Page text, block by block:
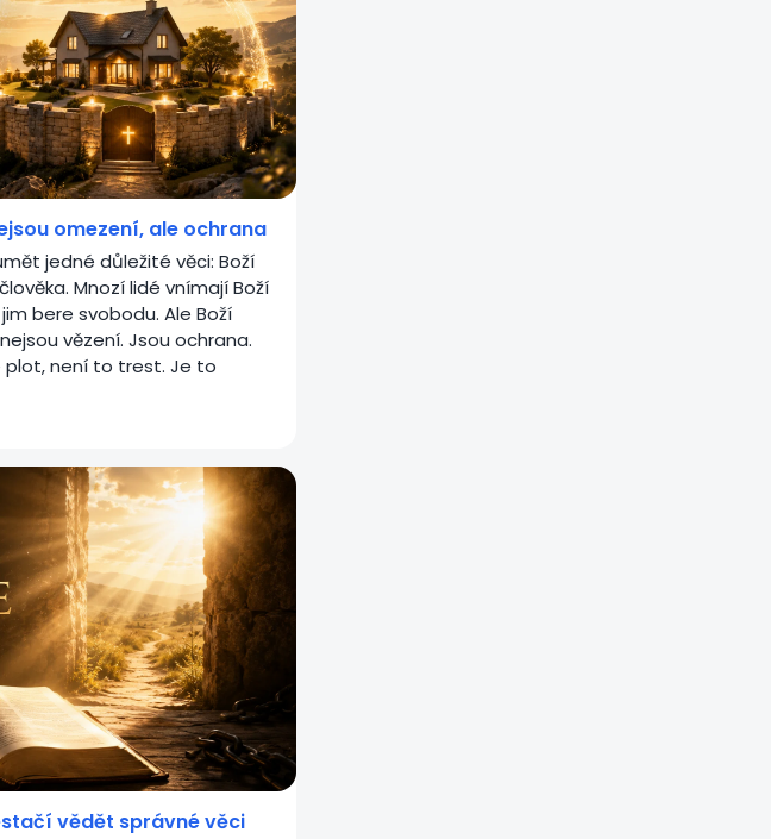
omezení, ale ochrana
jedné důležité věci: Boží
Mnozí lidé vnímají Boží
bere svobodu. Ale Boží
vězení. Jsou ochrana.
plot, není to trest. Je to
vědět správné věci